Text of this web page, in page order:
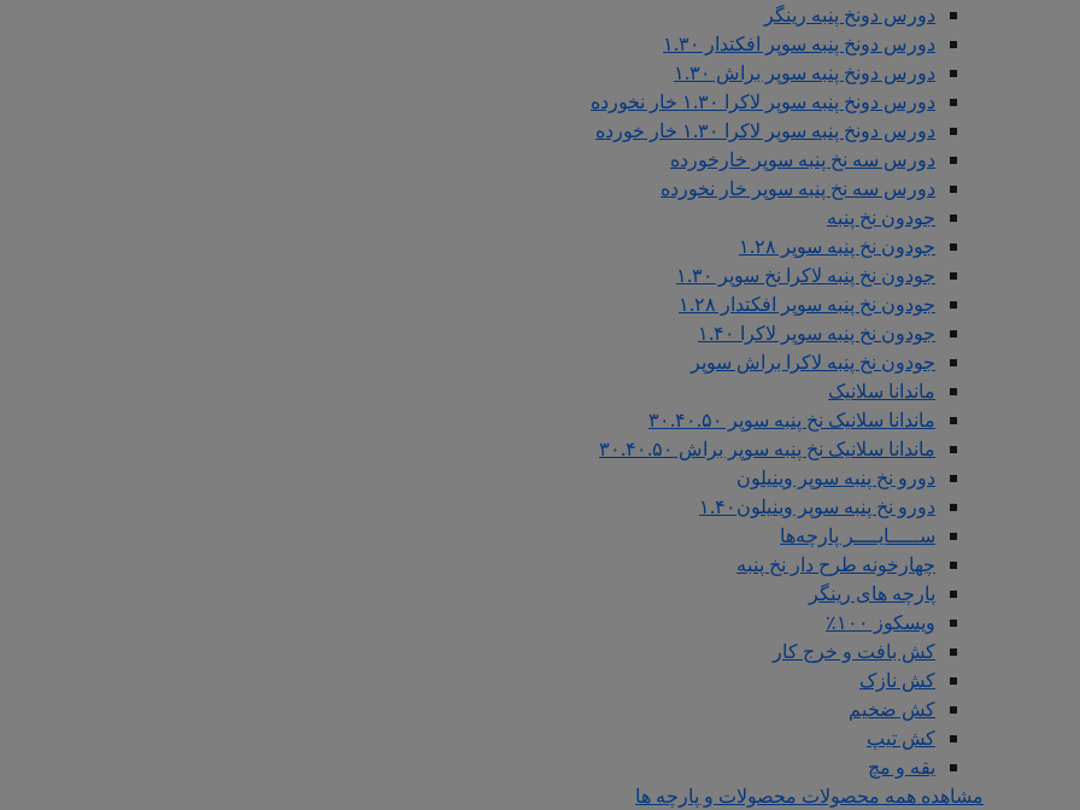
دورس دونخ پنبه رینگر
دورس دونخ پنبه سوپر افکتدار ۱.۳۰
دورس دونخ پنبه سوپر براش ۱.۳۰
دورس دونخ پنبه سوپر لاکرا ۱.۳۰ خار نخورده
دورس دونخ پنبه سوپر لاکرا ۱.۳۰ خار خورده
دورس سه نخ پنبه سوپر خارخورده
دورس سه نخ پنبه سوپر خار نخورده
جودون نخ پنبه
جودون نخ پنبه سوپر ۱.۲۸
جودون نخ پنبه لاکرا نخ سوپر ۱.۳۰
جودون نخ پنبه سوپر افکتدار ۱.۲۸
جودون نخ پنبه سوپر لاکرا ۱.۴۰
جودون نخ پنبه لاکرا براش سوپر
ماندانا سلانیک
ماندانا سلانیک نخ پنبه سوپر ۳۰.۴۰.۵۰
ماندانا سلانیک نخ پنبه سوپر براش ۳۰.۴۰.۵۰
دورو نخ پنبه سوپر وینیلون
دورو نخ پنبه سوپر وینیلون۱.۴۰
ســـــایــــر پارچه‌ها
چهارخونه طرح دار نخ پنبه
پارچه های رینگر
ویسکوز ۱۰۰٪
کش بافت و خرج کار
کش نازک
کش ضخیم
کش تیپ
یقه و مچ
مشاهده همه محصولات محصولات و پارچه ها